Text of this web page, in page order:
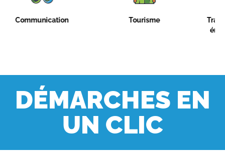
Transition écologique et
Aménagement du
DÉMARCHES EN
UN CLIC